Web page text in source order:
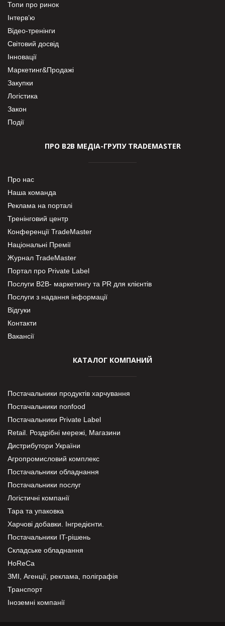
Топи про ринок
Інтерв’ю
Відео-тренінги
Світовий досвід
Інновації
Маркетинг&Продажі
Закупки
Логістика
Закон
Події
ПРО В2В МЕДІА-ГРУПУ TRADEMASTER
Про нас
Наша команда
Реклама на порталі
Тренінговий центр
Конференції TradeMaster
Національні Премії
Журнал TradeMaster
Портал про Private Label
Послуги В2В- маркетингу та PR для клієнтів
Послуги з надання інформації
Відгуки
Контакти
Вакансії
КАТАЛОГ КОМПАНИЙ
Постачальники продуктів харчування
Постачальники nonfood
Постачальники Private Label
Retail. Роздрібні мережі, Магазини
Дистрибутори України
Агропромисловий комплекс
Постачальники обладнання
Постачальники послуг
Логістичні компанії
Тара та упаковка
Харчові добавки. Інгредієнти.
Постачальники IT-рішень
Складське обладнання
HoReCa
ЗМІ, Агенції, реклама, поліграфія
Транспорт
Іноземні компанії